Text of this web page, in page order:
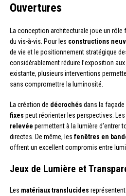
Ouvertures
La conception architecturale joue un
du vis-à-vis. Pour les constructions
de vie et le positionnement stratégique
considérablement réduire l’exposition
existante, plusieurs interventions
sans compromettre la luminosité.
La création de décrochés dans la façade
fixes peut réorienter les perspectives. Les
relevée permettent à la lumière d’entrer
directes. De même, les fenêtres en
offrent un excellent compromis entre
Jeux de Lumière et
Les matériaux translucides